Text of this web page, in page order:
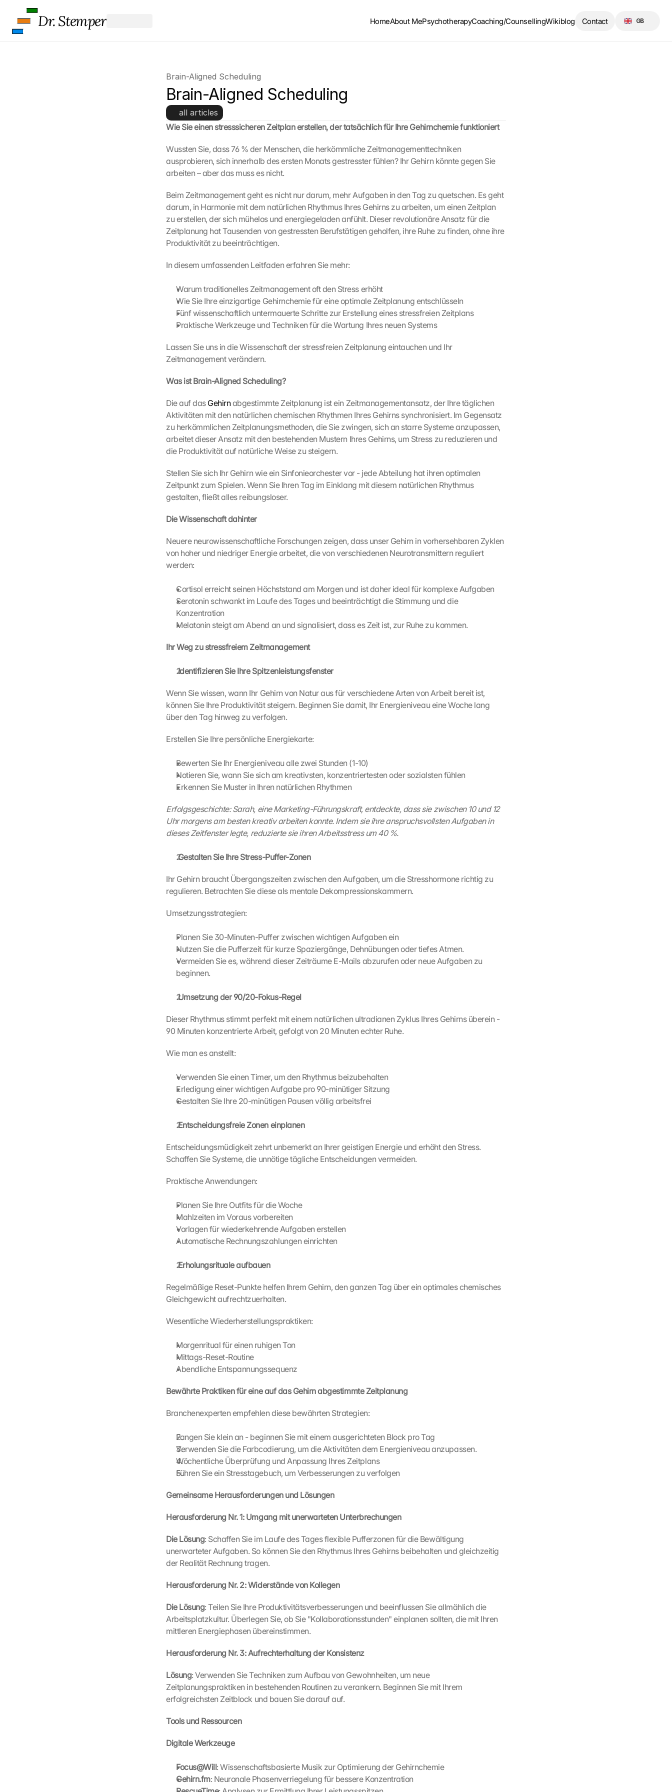
Brain-Aligned Scheduling
Brain-Aligned Scheduling
all articles
Wie Sie einen stresssicheren Zeitplan erstellen, der tatsächlich für Ihre Gehirnchemie funktioniert
Wussten Sie, dass 76 % der Menschen, die herkömmliche Zeitmanagementtechniken
ausprobieren, sich innerhalb des ersten Monats gestresster fühlen? Ihr Gehirn könnte gegen Sie
arbeiten – aber das muss es nicht.
Beim Zeitmanagement geht es nicht nur darum, mehr Aufgaben in den Tag zu quetschen. Es geht
darum, in Harmonie mit dem natürlichen Rhythmus Ihres Gehirns zu arbeiten, um einen Zeitplan
zu erstellen, der sich mühelos und energiegeladen anfühlt. Dieser revolutionäre Ansatz für die
Zeitplanung hat Tausenden von gestressten Berufstätigen geholfen, ihre Ruhe zu finden, ohne ihre
Produktivität zu beeinträchtigen.
In diesem umfassenden Leitfaden erfahren Sie mehr:
Warum traditionelles Zeitmanagement oft den Stress erhöht
Wie Sie Ihre einzigartige Gehirnchemie für eine optimale Zeitplanung entschlüsseln
Fünf wissenschaftlich untermauerte Schritte zur Erstellung eines stressfreien Zeitplans
Praktische Werkzeuge und Techniken für die Wartung Ihres neuen Systems
Lassen Sie uns in die Wissenschaft der stressfreien Zeitplanung eintauchen und Ihr
Zeitmanagement verändern.
Was ist Brain-Aligned Scheduling?
Die auf das Gehirn abgestimmte Zeitplanung ist ein Zeitmanagementansatz, der Ihre täglichen
Aktivitäten mit den natürlichen chemischen Rhythmen Ihres Gehirns synchronisiert. Im Gegensatz
zu herkömmlichen Zeitplanungsmethoden, die Sie zwingen, sich an starre Systeme anzupassen,
arbeitet dieser Ansatz mit den bestehenden Mustern Ihres Gehirns, um Stress zu reduzieren und
die Produktivität auf natürliche Weise zu steigern.
Stellen Sie sich Ihr Gehirn wie ein Sinfonieorchester vor - jede Abteilung hat ihren optimalen
Zeitpunkt zum Spielen. Wenn Sie Ihren Tag im Einklang mit diesem natürlichen Rhythmus
gestalten, fließt alles reibungsloser.
Die Wissenschaft dahinter
Neuere neurowissenschaftliche Forschungen zeigen, dass unser Gehirn in vorhersehbaren Zyklen
von hoher und niedriger Energie arbeitet, die von verschiedenen Neurotransmittern reguliert
werden:
Cortisol erreicht seinen Höchststand am Morgen und ist daher ideal für komplexe Aufgaben
Serotonin schwankt im Laufe des Tages und beeinträchtigt die Stimmung und die
Konzentration
Melatonin steigt am Abend an und signalisiert, dass es Zeit ist, zur Ruhe zu kommen.
Ihr Weg zu stressfreiem Zeitmanagement
Identifizieren Sie Ihre Spitzenleistungsfenster
Wenn Sie wissen, wann Ihr Gehirn von Natur aus für verschiedene Arten von Arbeit bereit ist,
können Sie Ihre Produktivität steigern. Beginnen Sie damit, Ihr Energieniveau eine Woche lang
über den Tag hinweg zu verfolgen.
Erstellen Sie Ihre persönliche Energiekarte:
Bewerten Sie Ihr Energieniveau alle zwei Stunden (1-10)
Notieren Sie, wann Sie sich am kreativsten, konzentriertesten oder sozialsten fühlen
Erkennen Sie Muster in Ihren natürlichen Rhythmen
Erfolgsgeschichte: Sarah, eine Marketing-Führungskraft, entdeckte, dass sie zwischen 10 und 12
Uhr morgens am besten kreativ arbeiten konnte. Indem sie ihre anspruchsvollsten Aufgaben in
dieses Zeitfenster legte, reduzierte sie ihren Arbeitsstress um 40 %.
Gestalten Sie Ihre Stress-Puffer-Zonen
Ihr Gehirn braucht Übergangszeiten zwischen den Aufgaben, um die Stresshormone richtig zu
regulieren. Betrachten Sie diese als mentale Dekompressionskammern.
Umsetzungsstrategien:
Planen Sie 30-Minuten-Puffer zwischen wichtigen Aufgaben ein
Nutzen Sie die Pufferzeit für kurze Spaziergänge, Dehnübungen oder tiefes Atmen.
Vermeiden Sie es, während dieser Zeiträume E-Mails abzurufen oder neue Aufgaben zu
beginnen.
Umsetzung der 90/20-Fokus-Regel
Dieser Rhythmus stimmt perfekt mit einem natürlichen ultradianen Zyklus Ihres Gehirns überein -
90 Minuten konzentrierte Arbeit, gefolgt von 20 Minuten echter Ruhe.
Wie man es anstellt:
Verwenden Sie einen Timer, um den Rhythmus beizubehalten
Erledigung einer wichtigen Aufgabe pro 90-minütiger Sitzung
Gestalten Sie Ihre 20-minütigen Pausen völlig arbeitsfrei
Entscheidungsfreie Zonen einplanen
Entscheidungsmüdigkeit zehrt unbemerkt an Ihrer geistigen Energie und erhöht den Stress.
Schaffen Sie Systeme, die unnötige tägliche Entscheidungen vermeiden.
Praktische Anwendungen:
Planen Sie Ihre Outfits für die Woche
Mahlzeiten im Voraus vorbereiten
Vorlagen für wiederkehrende Aufgaben erstellen
Automatische Rechnungszahlungen einrichten
Erholungsrituale aufbauen
Regelmäßige Reset-Punkte helfen Ihrem Gehirn, den ganzen Tag über ein optimales chemisches
Gleichgewicht aufrechtzuerhalten.
Wesentliche Wiederherstellungspraktiken:
Morgenritual für einen ruhigen Ton
Mittags-Reset-Routine
Abendliche Entspannungssequenz
Bewährte Praktiken für eine auf das Gehirn abgestimmte Zeitplanung
Branchenexperten empfehlen diese bewährten Strategien:
Fangen Sie klein an - beginnen Sie mit einem ausgerichteten Block pro Tag
Verwenden Sie die Farbcodierung, um die Aktivitäten dem Energieniveau anzupassen.
Wöchentliche Überprüfung und Anpassung Ihres Zeitplans
Führen Sie ein Stresstagebuch, um Verbesserungen zu verfolgen
Gemeinsame Herausforderungen und Lösungen
Herausforderung Nr. 1: Umgang mit unerwarteten Unterbrechungen
Die Lösung: Schaffen Sie im Laufe des Tages flexible Pufferzonen für die Bewältigung
unerwarteter Aufgaben. So können Sie den Rhythmus Ihres Gehirns beibehalten und gleichzeitig
der Realität Rechnung tragen.
Herausforderung Nr. 2: Widerstände von Kollegen
Die Lösung: Teilen Sie Ihre Produktivitätsverbesserungen und beeinflussen Sie allmählich die
Arbeitsplatzkultur. Überlegen Sie, ob Sie "Kollaborationsstunden" einplanen sollten, die mit Ihren
mittleren Energiephasen übereinstimmen.
Herausforderung Nr. 3: Aufrechterhaltung der Konsistenz
Lösung: Verwenden Sie Techniken zum Aufbau von Gewohnheiten, um neue
Zeitplanungspraktiken in bestehenden Routinen zu verankern. Beginnen Sie mit Ihrem
erfolgreichsten Zeitblock und bauen Sie darauf auf.
Tools und Ressourcen
Digitale Werkzeuge
Focus@Will: Wissenschaftsbasierte Musik zur Optimierung der Gehirnchemie
Gehirn.fm: Neuronale Phasenverriegelung für bessere Konzentration
Dr. Stemper HomeAbout MePsychotherapyCoaching/CounsellingWikiblog Contact GB
L
o
d
o
o
g
e
M
a
p
:
y
c
i
i
n
g
o
t
i
p
o
e
c
t
c
r
e
,
y
o
u
a
r
e
t
t
l
o
a
i
g
f
t
h
G
o
l
M
a
p
.
a
a
w
l
b
e
t
a
s
t
t